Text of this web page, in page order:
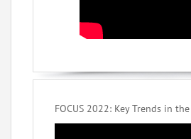
FOCUS 2022: Key Trends in